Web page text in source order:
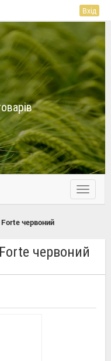
Вхід
Toggle
Forte червоний
червоний